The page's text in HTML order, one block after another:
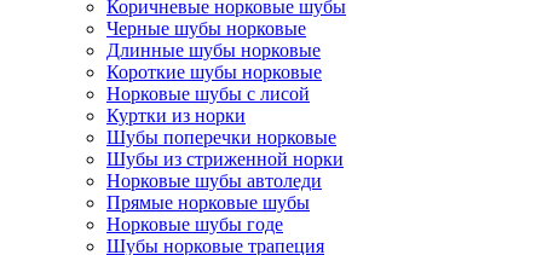
Коричневые норковые шубы
Черные шубы норковые
Длинные шубы норковые
Короткие шубы норковые
Норковые шубы с лисой
Куртки из норки
Шубы поперечки норковые
Шубы из стриженной норки
Норковые шубы автоледи
Прямые норковые шубы
Норковые шубы годе
Шубы норковые трапеция